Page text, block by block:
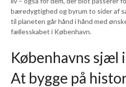
bæredygtighed og byrum to sider af
til planeten går hånd i hånd med
fællesskabet i København.
Københavns sjæl
At bygge på